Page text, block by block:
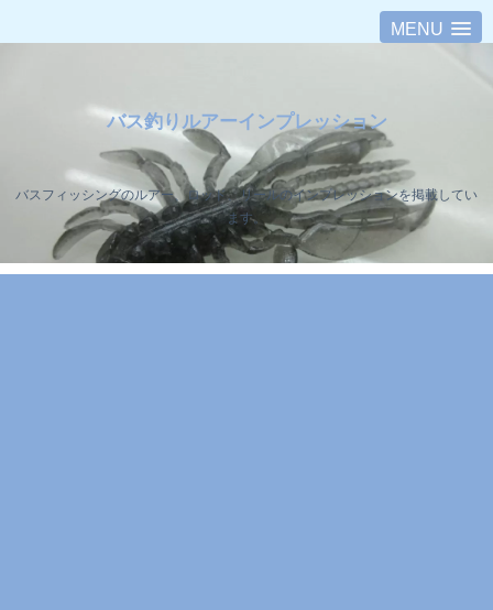
MENU
バス釣りルアーインプレッション
バスフィッシングのルアー、ロッド、リールのインプレッションを掲載してい
ます。